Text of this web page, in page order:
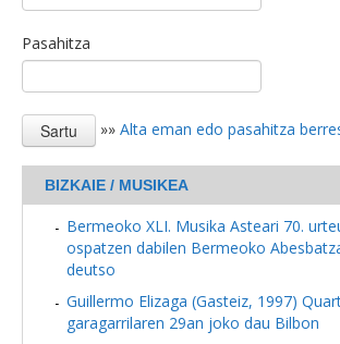
Pasahitza
»» Alta eman edo pasahitza
BIZKAIE / MUSIKEA
Bermeoko XLI. Musika Asteari 70.
ospatzen dabilen Bermeoko
deutso
Guillermo Elizaga (Gasteiz, 1997)
garagarrilaren 29an joko dau Bilbon